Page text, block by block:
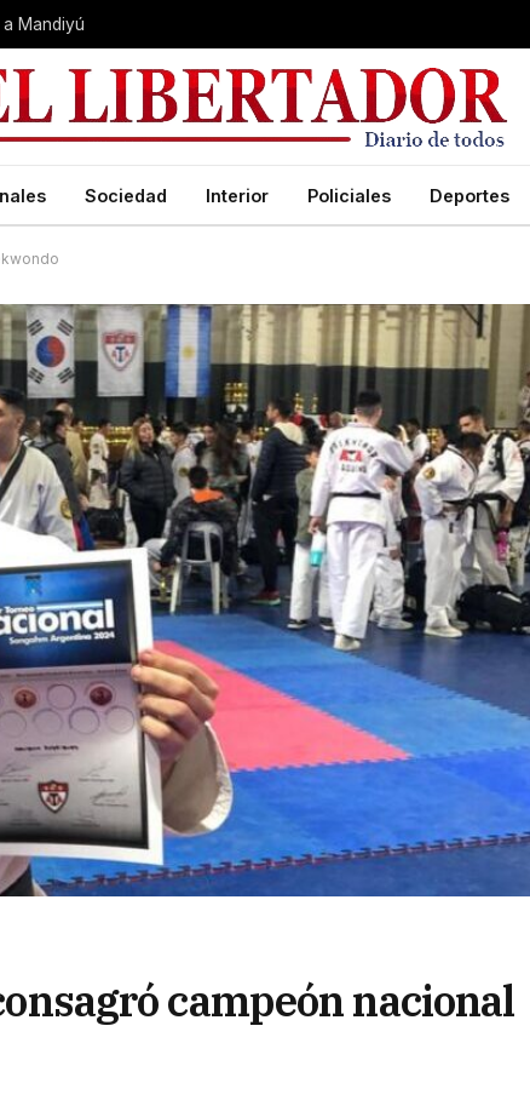
Mandiyú
Sociedad Interior Policiales Deportes
campeón nacional